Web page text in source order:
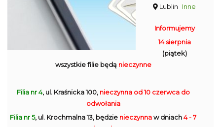
Lublin
Inne
Informujemy
14 sierpnia
(piątek)
wszystkie filie będą nieczynne
Filia nr 4, ul. Kraśnicka 100, nieczynna od 10 czerwca do
odwołania
Filia nr 5, ul. Krochmalna 13, będzie nieczynnaw dniach4 - 7